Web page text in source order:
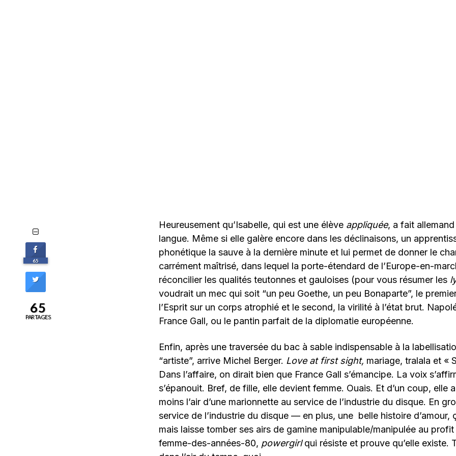
Heureusement qu’Isabelle, qui est une élève appliquée, a fait
langue. Même si elle galère encore dans les déclinaisons, un
phonétique la sauve à la dernière minute et lui permet de donner le
carrément maîtrisé, dans lequel la porte-étendard de l’Europe-en-
réconcilier les qualités teutonnes et gauloises (pour vous résumer les
voudrait un mec qui soit “un peu Goethe, un peu Bonaparte”, le
l’Esprit sur un corps atrophié et le second, la virilité à l’état brut.
France Gall, ou le pantin parfait de la diplomatie européenne.
Enfin, après une traversée du bac à sable indispensable à la
“artiste”, arrive Michel Berger. Love at first sight, mariage, tralala et «
Dans l’affaire, on dirait bien que France Gall s’émancipe. La voix
s’épanouit. Bref, de fille, elle devient femme. Ouais. Et d’un coup, elle
moins l’air d’une marionnette au service de l’industrie du disque. En
service de l’industrie du disque — en plus, une belle histoire
mais laisse tomber ses airs de gamine manipulable/manipulée au profit
femme-des-années-80, powergirlqui résiste et prouve qu’elle existe.
65
65
PARTAGES